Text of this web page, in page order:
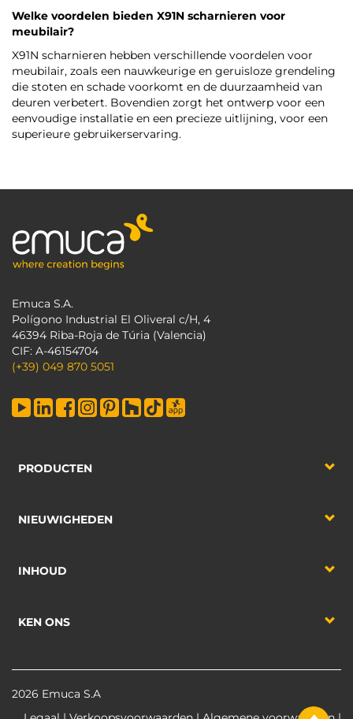
Welke voordelen bieden X91N scharnieren voor
meubilair?
X91N scharnieren hebben verschillende voordelen voor
meubilair, zoals een nauwkeurige en geruisloze grendeling
die stoten en schade voorkomt en de duurzaamheid van
deuren verbetert. Bovendien zorgt het ontwerp voor een
eenvoudige installatie en een precieze uitlijning, voor een
superieure gebruikerservaring.
Emuca S.A.
Polígono Industrial El Oliveral c/H, 4
46394 Riba-Roja de Túria (Valencia)
CIF: A-46154704
(+39) 049 870 5051
PRODUCTEN
NIEUWIGHEDEN
INHOUD
KEN ONS
2026 Emuca S.A